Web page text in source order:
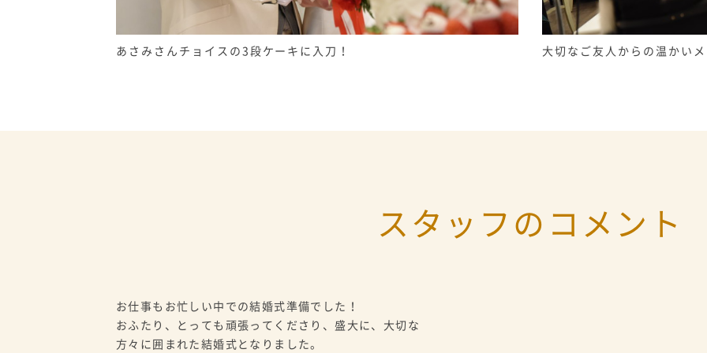
あさみさんチョイスの3段ケーキに入刀！ 大切なご友人からの温かい
スタッフのコメント
お仕事もお忙しい中での結婚式準備でした！
おふたり、とっても頑張ってくださり、盛大に、大切な
方々に囲まれた結婚式となりました。